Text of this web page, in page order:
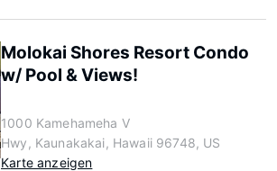
Molokai Shores Resort Condo
w/ Pool & Views!
1000 Kamehameha V
Hwy, Kaunakakai, Hawaii 96748, US
Karte anzeigen